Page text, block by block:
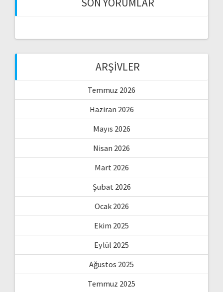
ARŞIVLER
Temmuz 2026
Haziran 2026
Mayıs 2026
Nisan 2026
Mart 2026
Şubat 2026
Ocak 2026
Ekim 2025
Eylül 2025
Ağustos 2025
Temmuz 2025